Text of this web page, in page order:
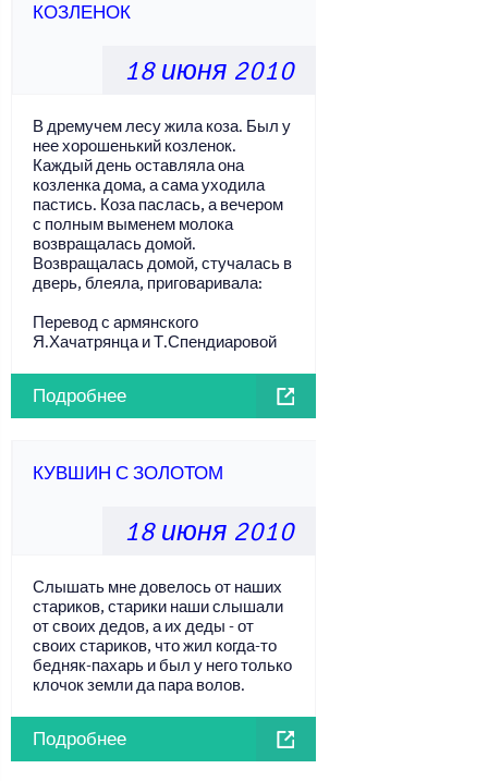
КОЗЛЕНОК
18 июня 2010
В дремучем лесу жила коза. Был у
нее хорошенький козленок.
Каждый день оставляла она
козленка дома, а сама уходила
пастись. Коза паслась, а вечером
с полным выменем молока
возвращалась домой.
Возвращалась домой, стучалась в
дверь, блеяла, приговаривала:
Перевод с армянского
Я.Хачатрянца и Т.Спендиаровой
Подробнее
КУВШИН С ЗОЛОТОМ
18 июня 2010
Слышать мне довелось от наших
стариков, старики наши слышали
от своих дедов, а их деды - от
своих стариков, что жил когда-то
бедняк-пахарь и был у него только
клочок земли да пара волов.
Подробнее